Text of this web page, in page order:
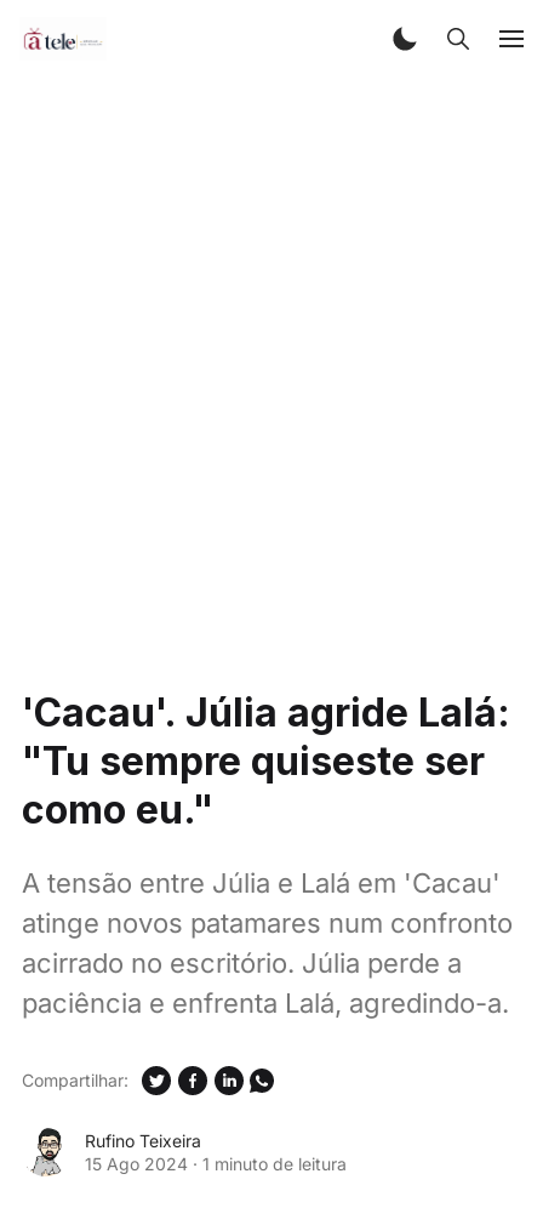
'Cacau'. Júlia agride Lalá:
"Tu sempre quiseste ser
como eu."
A tensão entre Júlia e Lalá em 'Cacau'
atinge novos patamares num confronto
acirrado no escritório. Júlia perde a
paciência e enfrenta Lalá, agredindo-a.
Rufino Teixeira
15 Ago 2024 · 1 minuto de leitura
Compartilhar: